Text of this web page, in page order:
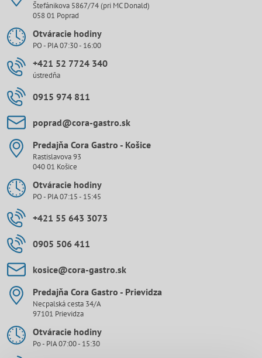
Štefánikova 5867/74 (pri MC Donald)
058 01 Poprad
Otváracie hodiny
PO - PIA 07:30 - 16:00
+421 52 7724 340
ústredňa
0915 974 811
poprad​@cora-gastro​.sk
Predajňa Cora Gastro - Košice
Rastislavova 93
040 01 Košice
Otváracie hodiny
PO - PIA 07:15 - 15:45
+421 55 643 3073
0905 506 411
kosice​@cora-gastro​.sk
Predajňa Cora Gastro - Prievidza
Necpalská cesta 34/A
97101 Prievidza
Otváracie hodiny
Po - PIA 07:00 - 15:30